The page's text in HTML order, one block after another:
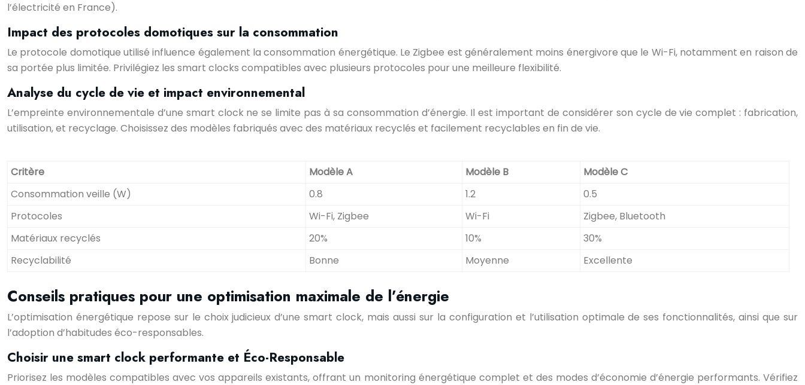
l’électricité en France).
Impact des protocoles domotiques sur la consommation
Le protocole domotique utilisé influence également la consommation énergétique. Le Zigbee est généralement moins énergivore que le Wi-Fi, notamment en raison de
sa portée plus limitée. Privilégiez les smart clocks compatibles avec plusieurs protocoles pour une meilleure flexibilité.
Analyse du cycle de vie et impact environnemental
L’empreinte environnementale d’une smart clock ne se limite pas à sa consommation d’énergie. Il est important de considérer son cycle de vie complet : fabrication,
utilisation, et recyclage. Choisissez des modèles fabriqués avec des matériaux recyclés et facilement recyclables en fin de vie.
Critère Modèle A Modèle B
Modèle C
Consommation veille (W)
0.8 1.2
0.5
Protocoles
Wi-Fi, Zigbee Wi-Fi
Zigbee, Bluetooth
Matériaux recyclés
20% 10%
30%
Recyclabilité
Bonne Moyenne Excellente
Conseils pratiques pour une optimisation maximale de l’énergie
L’optimisation énergétique repose sur le choix judicieux d’une smart clock, mais aussi sur la configuration et l’utilisation optimale de ses fonctionnalités, ainsi que sur
l’adoption d’habitudes éco-responsables.
Choisir une smart clock performante et Éco-Responsable
Priorisez les modèles compatibles avec vos appareils existants, offrant un monitoring énergétique complet et des modes d’économie d’énergie performants. Vérifiez